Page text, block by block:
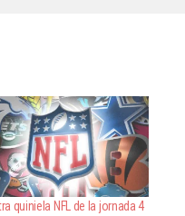
quiniela NFL de la jornada 4